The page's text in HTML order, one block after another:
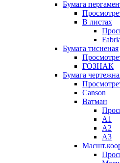
Бумага
В листах
Бумага тисненая
ГОЗНАК
Бумага
Canson
Ватман
А1
А2
А3